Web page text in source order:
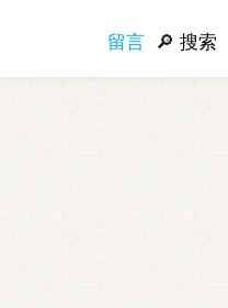
留言 搜索